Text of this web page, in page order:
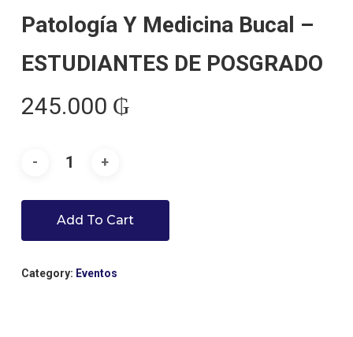
Patología Y Medicina Bucal –
ESTUDIANTES DE POSGRADO
245.000 ₲
Add To Cart
Category: Eventos